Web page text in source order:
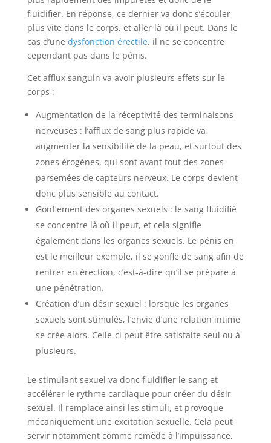
fluidifier. En réponse, ce dernier va donc s’écouler
plus vite dans le corps, et aller là où il peut. Dans le
cas d’une dysfonction érectile, il ne se concentre
cependant pas dans le pénis.
Cet afflux sanguin va avoir plusieurs effets sur le
corps :
Augmentation de la réceptivité des terminaisons
nerveuses : l’afflux de sang plus rapide va
augmenter la sensibilité de la peau, et surtout des
zones érogènes, qui sont avant tout des zones
parsemées de capteurs nerveux. Le corps devient
donc plus sensible au contact.
Gonflement des organes sexuels : le sang fluidifié
se concentre là où il peut, et cela signifie
également dans les organes sexuels. Le pénis en
est le meilleur exemple, il se gonfle de sang afin de
rentrer en érection, c’est-à-dire qu’il se prépare à
une pénétration.
Création d’un désir sexuel : lorsque les organes
sexuels sont stimulés, l’envie d’une relation intime
se crée alors. Celle-ci peut être satisfaite seul ou à
plusieurs.
Le stimulant sexuel va donc fluidifier le sang et
accélérer le rythme cardiaque pour créer du désir
sexuel. Il remplace ainsi les stimuli, et provoque
mécaniquement une excitation sexuelle. Cela peut
servir notamment comme remède à l’impuissance,